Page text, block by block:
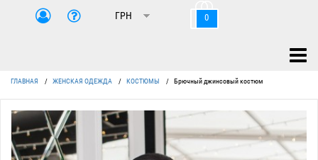
0
ГЛАВНАЯ / ЖЕНСКАЯ ОДЕЖДА / КОСТЮМЫ / Брючный джинсовый костюм